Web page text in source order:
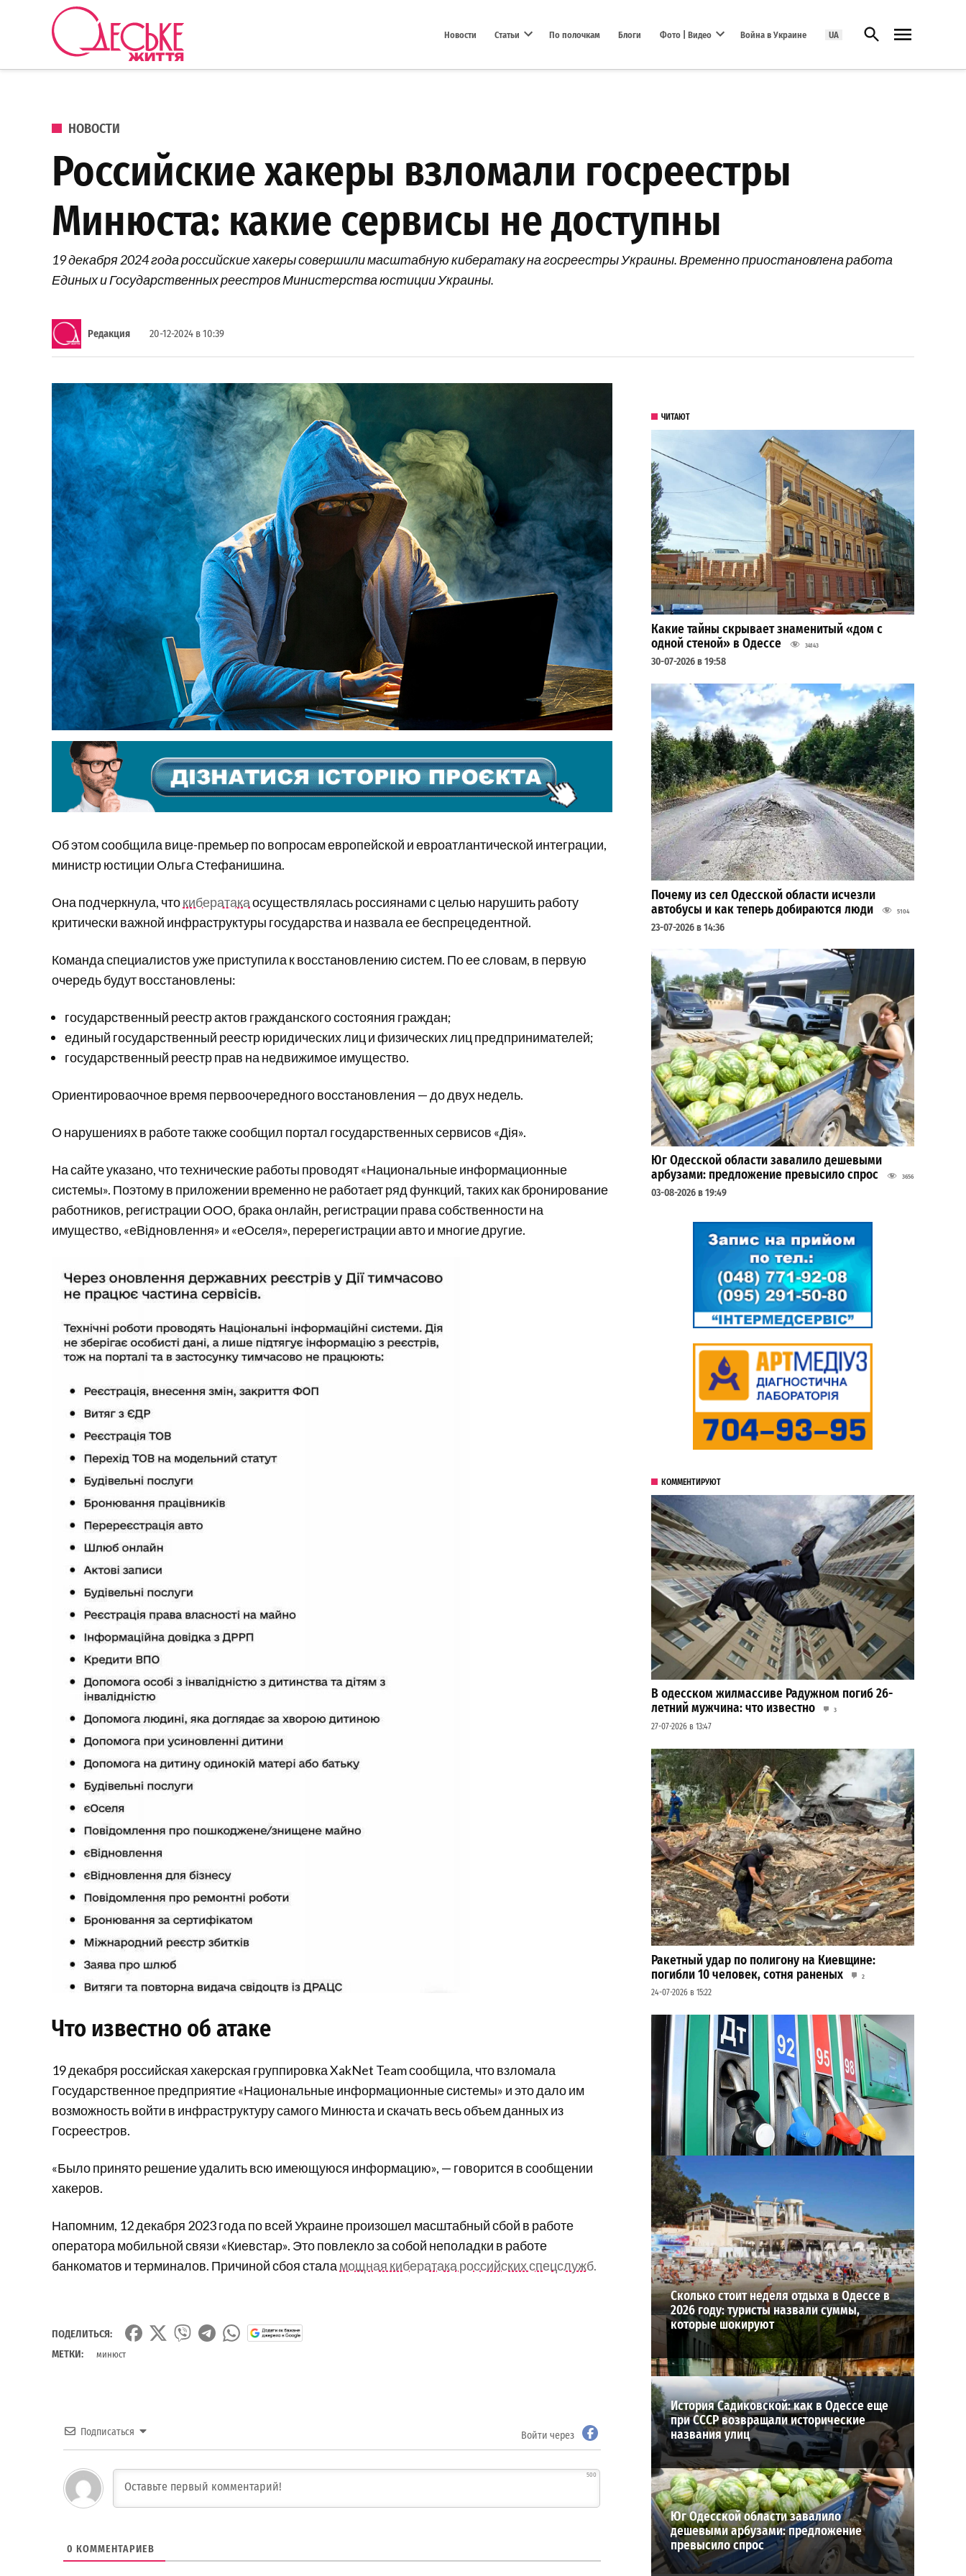
Перейти к содержанию
Новости Статьи По полочкам Блоги Фото | Видео Война в Украине UA Открыть поиск
ОПУБЛИКОВАНО В
НОВОСТИ
Российские хакеры взломали госреестры
Минюста: какие сервисы не доступны
19 декабря 2024 года российские хакеры совершили масштабную кибератаку на госреестры Украины. Временно приостановлена работа
Единых и Государственных реестров Министерства юстиции Украины.
Редакция 20-12-2024 в 10:39
Об этом сообщила вице-премьер по вопросам европейской и евроатлантической интеграции,
министр юстиции Ольга Стефанишина.
Она подчеркнула, чтокибератакаосуществлялась россиянами с целью нарушить работу
критически важной инфраструктуры государства и назвала ее беспрецедентной.
Команда специалистов уже приступила к восстановлению систем. По ее словам, в первую
очередь будут восстановлены:
государственный реестр актов гражданского состояния граждан;
единый государственный реестр юридических лиц и физических лиц предпринимателей;
государственный реестр прав на недвижимое имущество.
Ориентироваочное время первоочередного восстановления — до двух недель.
О нарушениях в работе также сообщил портал государственных сервисов «Дія».
На сайте указано, что технические работы проводят «Национальные информационные
системы». Поэтому в приложении временно не работает ряд функций, таких как бронирование
работников, регистрации ООО, брака онлайн, регистрации права собственности на
имущество, «еВідновлення» и «еОселя», перерегистрации авто и многие другие.
Что известно об атаке
19 декабря российская хакерская группировка XakNet Team сообщила, что взломала
Государственное предприятие «Национальные информационные системы» и это дало им
возможность войти в инфраструктуру самого Минюста и скачать весь объем данных из
Госреестров.
«Было принято решение удалить всю имеющуюся информацию», — говорится в сообщении
хакеров.
Напомним, 12 декабря 2023 года по всей Украине произошел масштабный сбой в работе
оператора мобильной связи «Киевстар». Это повлекло за собой неполадки в работе
банкоматов и терминалов. Причиной сбоя сталамощная кибератака российских спецслужб.
ПОДЕЛИТЬСЯ:
МЕТКИ:
минюст
Подписаться Войти через
500
0 КОММЕНТАРИЕВ
ЧИТАЮТ
Какие тайны скрывает знаменитый «дом с
одной стеной» в Одессе
34143
30-07-2026 в 19:58
Почему из сел Одесской области исчезли
автобусы и как теперь добираются люди
5104
23-07-2026 в 14:36
Юг Одесской области завалило дешевыми
арбузами: предложение превысило спрос
3656
03-08-2026 в 19:49
КОММЕНТИРУЮТ
В одесском жилмассиве Радужном погиб 26-
летний мужчина: что известно
3
27-07-2026 в 13:47
Ракетный удар по полигону на Киевщине:
погибли 10 человек, сотня раненых
2
24-07-2026 в 15:22
Неприятный сюрприз для водителей Одессы: на
АЗС снова взлетели цены
28-07-2026 в 06:47
ВИБОР РЕДАКЦИИ
Сколько стоит неделя отдыха в Одессе в
2026 году: туристы назвали суммы,
которые шокируют
История Садиковской: как в Одессе еще
при СССР возвращали исторические
названия улиц
Юг Одесской области завалило
дешевыми арбузами: предложение
превысило спрос